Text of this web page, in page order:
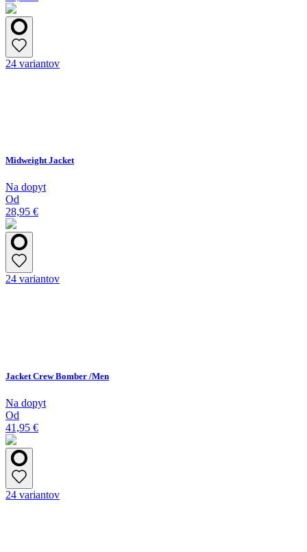
24 variantov
Midweight Jacket
Na dopyt
Od
28,95 €
24 variantov
Jacket Crew Bomber /Men
Na dopyt
Od
41,95 €
24 variantov